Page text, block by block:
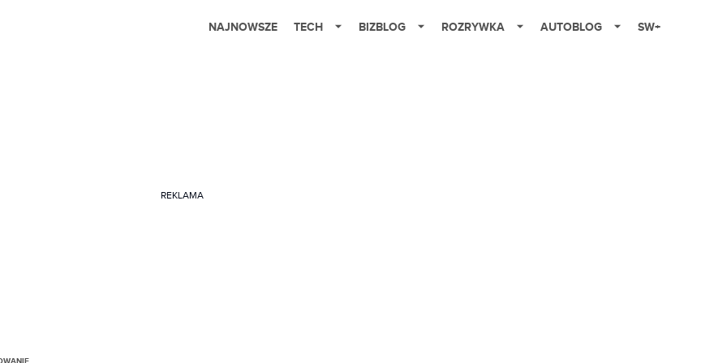
NAJNOWSZE TECH BIZBLOG ROZRYWKA AUTOBLOG SW+
REKLAMA